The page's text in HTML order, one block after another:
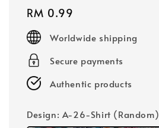
Regular
price
RM 0.99
Worldwide shipping
Secure payments
Authentic products
Design: A-26-Shirt (Random)